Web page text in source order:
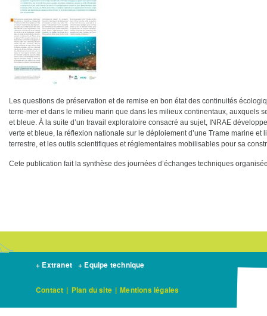
Les questions de préservation et de remise en bon état des continuités
terre-mer et dans le milieu marin que dans les milieux continentaux, auxquels
et bleue. À la suite d’un travail exploratoire consacré au sujet, INRAE
verte et bleue, la réflexion nationale sur le déploiement d’une Trame marine et
terrestre, et les outils scientifiques et réglementaires mobilisables pour sa
Cete publication fait la synthèse des journées d’échanges techniques
+ Extranet + Equipe technique
Contact | Plan du site | Mentions légales